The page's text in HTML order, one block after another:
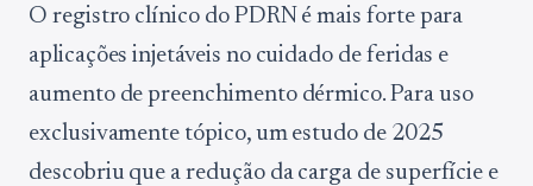
O registro clínico do PDRN é mais forte para
aplicações injetáveis no cuidado de feridas e
aumento de preenchimento dérmico. Para uso
exclusivamente tópico, um estudo de 2025
descobriu que a redução da carga de superfície e